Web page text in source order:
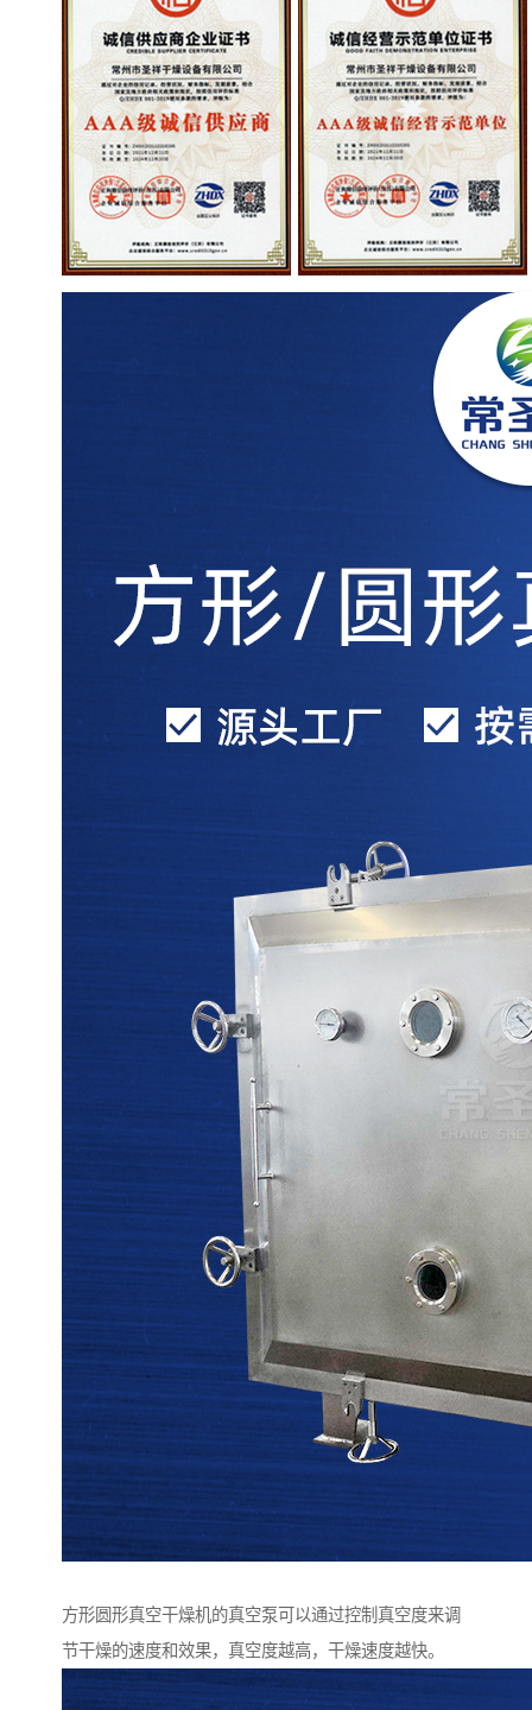
方形圆形真空干燥机的真空泵可以通过控制真空度来调
节干燥的速度和效果，真空度越高，干燥速度越快。